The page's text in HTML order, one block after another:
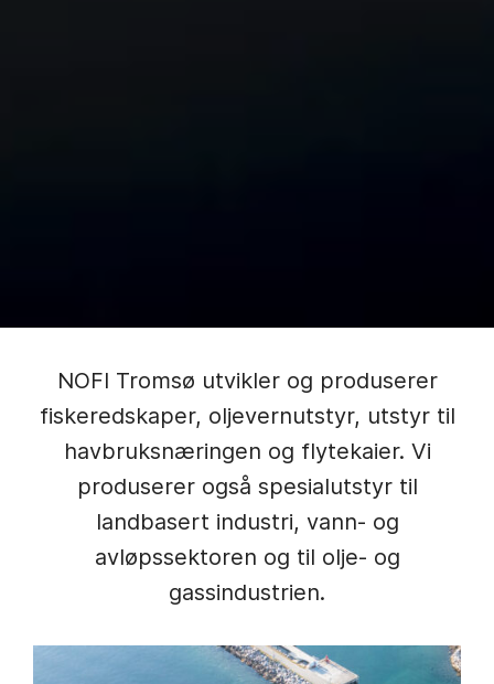
NOFI Tromsø utvikler og produserer
fiskeredskaper, oljevernutstyr, utstyr til
havbruksnæringen og flytekaier. Vi
produserer også spesialutstyr til
landbasert industri, vann- og
avløpssektoren og til olje- og
gassindustrien.